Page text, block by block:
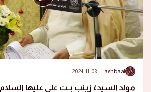
A
ashbaal
·
2024-11-08
مولد السيدة زينب بنت علي عليها السلام 1446 هجرية